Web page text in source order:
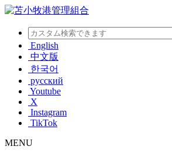
English
中文版
한국어
русский
Youtube
X
Instagram
TikTok
MENU